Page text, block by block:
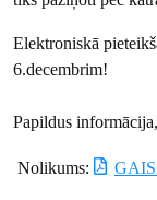
Elektroniskā
6.decembrim!
Papildus
Nolikums: